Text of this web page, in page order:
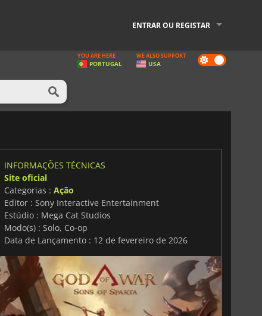
ENTRAR OU REGISTAR
Dark
mode
YOU ARE HERE
PORTUGAL
WE ALSO SUPPORT
USA
INFORMAÇÕES TÉCNICAS
Site oficial
Categorias : Ação
Editor : Sony Interactive Entertainment
Estúdio : Mega Cat Studios
Modo(s) : Solo, Co-op
Data de Lançamento : 12 de fevereiro de 2026